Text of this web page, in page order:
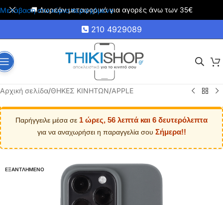
Μετάβαση στο κύριο περιεχόμενο
🚚 Δωρεάν μεταφορικά για αγορές άνω των 35€
210 4929089
Αρχική σελίδα/ΘΗΚΕΣ ΚΙΝΗΤΩΝ/APPLE
Παρήγγειλε μέσα σε 1 ώρες, 56 λεπτά και 5 δευτερόλεπτα
για να αναχωρήσει η παραγγελία σου Σήμερα!!
ΕΞΑΝΤΛΗΜΕΝΟ